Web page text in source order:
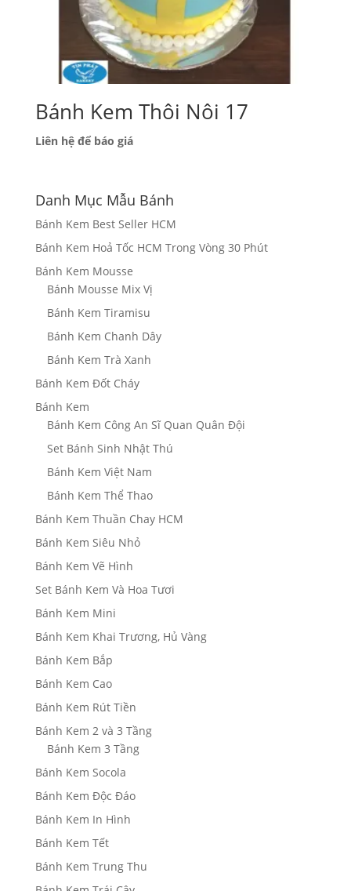
Bánh Kem Thôi Nôi 17
Liên hệ để báo giá
Danh Mục Mẫu Bánh
Bánh Kem Best Seller HCM
Bánh Kem Hoả Tốc HCM Trong Vòng 30 Phút
Bánh Kem Mousse
Bánh Mousse Mix Vị
Bánh Kem Tiramisu
Bánh Kem Chanh Dây
Bánh Kem Trà Xanh
Bánh Kem Đốt Cháy
Bánh Kem
Bánh Kem Công An Sĩ Quan Quân Đội
Set Bánh Sinh Nhật Thú
Bánh Kem Việt Nam
Bánh Kem Thể Thao
Bánh Kem Thuần Chay HCM
Bánh Kem Siêu Nhỏ
Bánh Kem Vẽ Hình
Set Bánh Kem Và Hoa Tươi
Bánh Kem Mini
Bánh Kem Khai Trương, Hủ Vàng
Bánh Kem Bắp
Bánh Kem Cao
Bánh Kem Rút Tiền
Bánh Kem 2 và 3 Tầng
Bánh Kem 3 Tầng
Bánh Kem Socola
Bánh Kem Độc Đáo
Bánh Kem In Hình
Bánh Kem Tết
Bánh Kem Trung Thu